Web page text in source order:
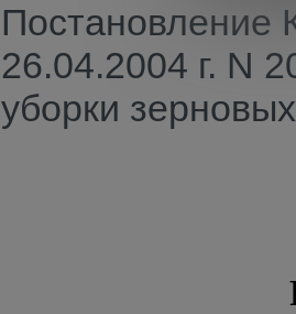
Постановление
26.04.2004 г. N
уборки